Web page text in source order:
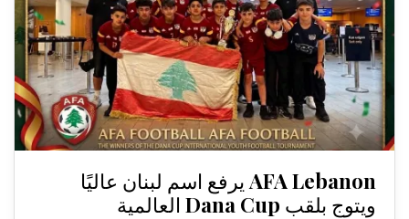
AFA Lebanon يرفع اسم لبنان عاليًا
ويتوج بلقب Dana Cup العالمية